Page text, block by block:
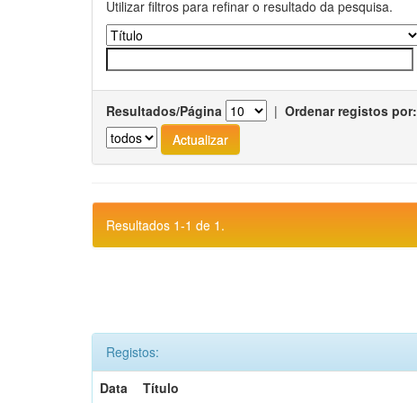
Utilizar filtros para refinar o resultado da pesquisa.
Resultados/Página | Ordenar registos por:
Resultados 1-1 de 1.
Registos:
Data
Título